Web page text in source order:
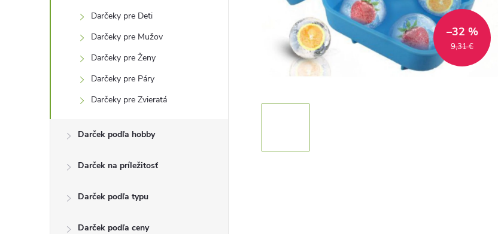
n
Darčeky pre Deti
Darčeky pre Mužov
Darčeky pre Ženy
Darčeky pre Páry
Darčeky pre Zvieratá
Darček podľa hobby
Darček na príležitosť
Darček podľa typu
Darček podľa ceny
9,31 €
–32 %